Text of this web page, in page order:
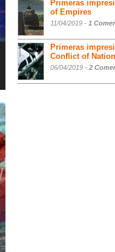
Primeras
of Empires
11/04/2019 - 1
Primeras
Conflict of
06/04/2019 - 2